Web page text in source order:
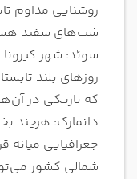
روشنایی مداوم
شب‌های سفید
سوئد: شهر
روزهای بلند
که تاریکی در
دانمارک: هرچند
جغرافیایی میانه
شمالی کشور